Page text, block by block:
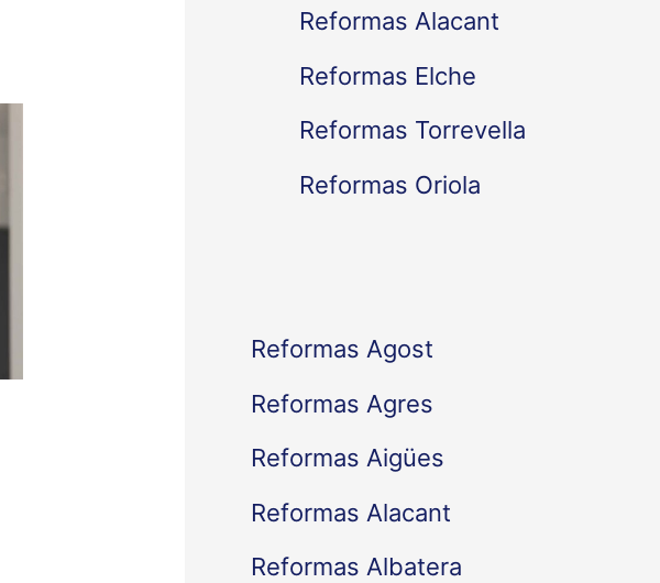
Reformas Alacant
Reformas Elche
Reformas Torrevella
Reformas Oriola
Reformas Agost
Reformas Agres
Reformas Aigües
Reformas Alacant
Reformas Albatera